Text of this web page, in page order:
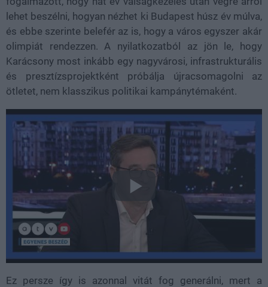
lehet beszélni, hogyan nézhet ki Budapest húsz év múlva,
és ebbe szerinte belefér az is, hogy a város egyszer akár
olimpiát rendezzen. A nyilatkozatból az jön le, hogy
Karácsony most inkább egy nagyvárosi, infrastrukturális
és presztízsprojektként próbálja újracsomagolni az
ötletet, nem klasszikus politikai kampánytémaként.
Ez persze így is azonnal vitát fog generálni, mert a